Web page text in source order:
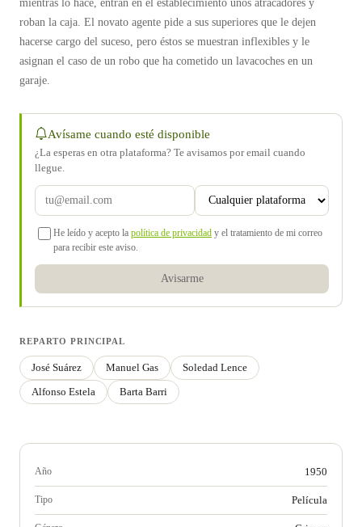
mientras lo hace, entran en el establecimiento unos atracadores y
roban la caja. El novato agente pide a sus superiores que le dejen
hacerse cargo del suceso, pero éstos se muestran inflexibles y le
asignan el caso de un robo que ha cometido un lavacoches en un
garaje.
Avísame cuando esté disponible
¿La esperas en otra plataforma? Te avisamos por email cuando
llegue.
He leído y acepto la política de privacidad y el tratamiento de mi correo
para recibir este aviso.
Avisarme
REPARTO PRINCIPAL
José Suárez Manuel Gas
Soledad Lence
Alfonso Estela
Barta Barri
Año 1950
Tipo Película